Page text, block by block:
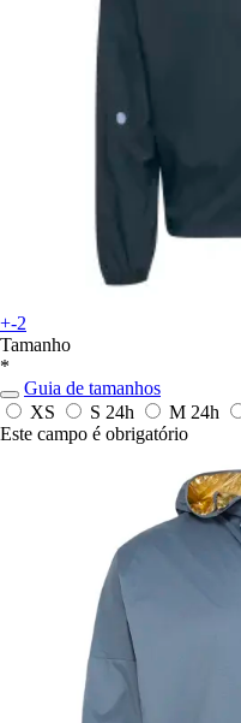
+-2
Tamanho
*
Guia de tamanhos
XS
S 24h M 24h
Este campo é obrigatório